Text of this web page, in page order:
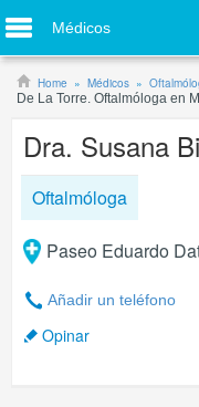
Médicos
Home Médicos
De La Torre. Oftalmóloga en
Dra. Susana
Oftalmóloga
Paseo Eduardo
Añadir un teléfono
Opinar